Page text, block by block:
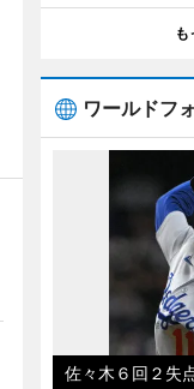
も
ワールドフ
佐々木６回２失